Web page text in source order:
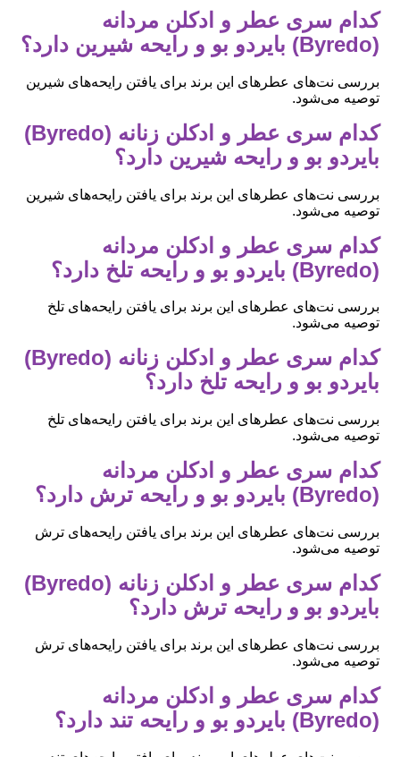
کدام سری عطر و ادکلن مردانه
(Byredo) بایردو بو و رایحه شیرین دارد؟
بررسی نت‌های عطرهای این برند برای یافتن رایحه‌های شیرین
توصیه می‌شود.
کدام سری عطر و ادکلن زنانه (Byredo)
بایردو بو و رایحه شیرین دارد؟
بررسی نت‌های عطرهای این برند برای یافتن رایحه‌های شیرین
توصیه می‌شود.
کدام سری عطر و ادکلن مردانه
(Byredo) بایردو بو و رایحه تلخ دارد؟
بررسی نت‌های عطرهای این برند برای یافتن رایحه‌های تلخ
توصیه می‌شود.
کدام سری عطر و ادکلن زنانه (Byredo)
بایردو بو و رایحه تلخ دارد؟
بررسی نت‌های عطرهای این برند برای یافتن رایحه‌های تلخ
توصیه می‌شود.
کدام سری عطر و ادکلن مردانه
(Byredo) بایردو بو و رایحه ترش دارد؟
بررسی نت‌های عطرهای این برند برای یافتن رایحه‌های ترش
توصیه می‌شود.
کدام سری عطر و ادکلن زنانه (Byredo)
بایردو بو و رایحه ترش دارد؟
بررسی نت‌های عطرهای این برند برای یافتن رایحه‌های ترش
توصیه می‌شود.
کدام سری عطر و ادکلن مردانه
(Byredo) بایردو بو و رایحه تند دارد؟